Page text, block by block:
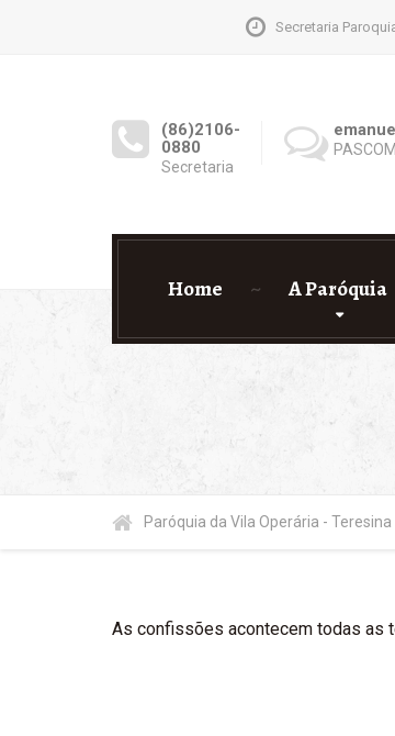
Secretaria
(86)2106-
0880
Secretaria
PASCOM
Home A Paróquia
Paróquia da Vila Operária - Teresina
As confissões acontecem todas as